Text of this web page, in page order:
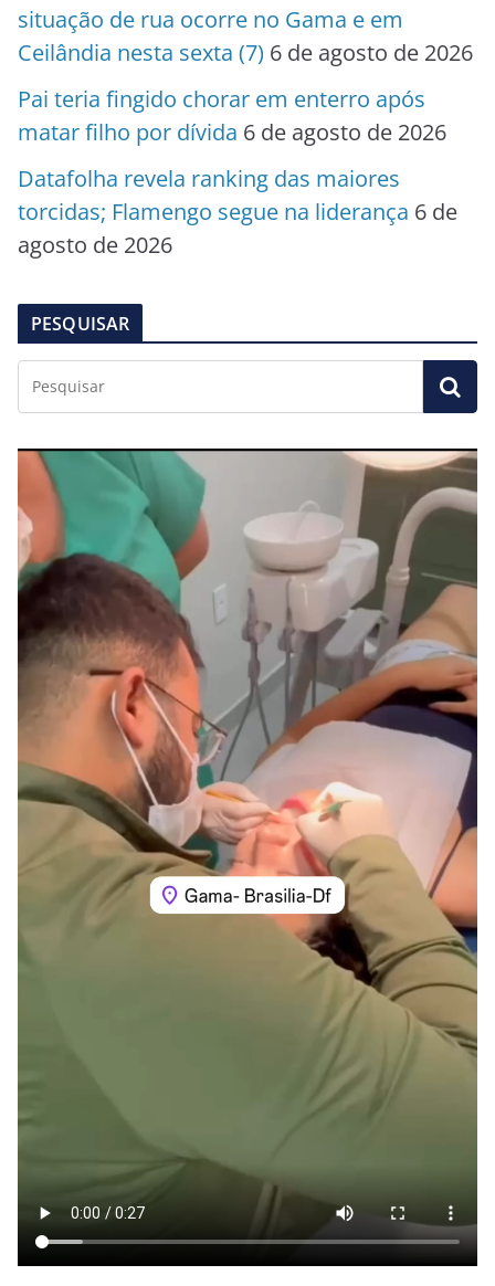
situação de rua ocorre no Gama e em
Ceilândia nesta sexta (7) 6 de agosto de 2026
Pai teria fingido chorar em enterro após
matar filho por dívida 6 de agosto de 2026
Datafolha revela ranking das maiores
torcidas; Flamengo segue na liderança 6 de
agosto de 2026
PESQUISAR